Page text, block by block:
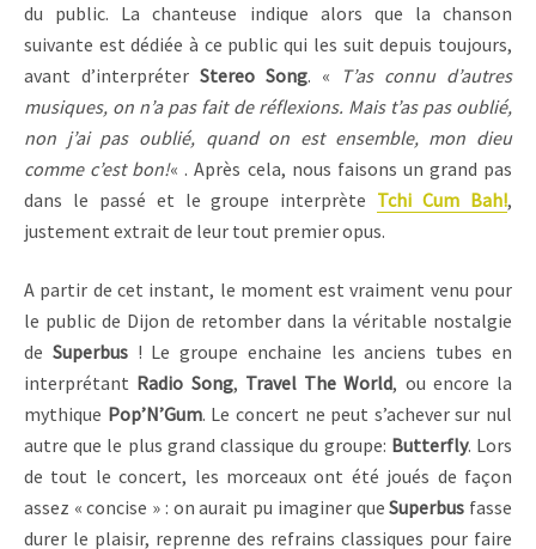
du public. La chanteuse indique alors que la chanson
suivante est dédiée à ce public qui les suit depuis toujours,
avant d’interpréter Stereo Song. «
T’as connu d’autres
musiques, on n’a pas fait de réflexions. Mais t’as pas oublié,
non j’ai pas oublié, quand on est ensemble, mon dieu
comme c’est bon!« . Après cela, nous faisons un grand pas
dans le passé et le groupe interprète Tchi Cum Bah!,
justement extrait de leur tout premier opus.
A partir de cet instant, le moment est vraiment venu pour
le public de Dijon de retomber dans la véritable nostalgie
de Superbus! Le groupe enchaine les anciens tubes en
interprétant Radio Song, Travel The World, ou encore la
mythique Pop’N’Gum. Le concert ne peut s’achever sur nul
autre que le plus grand classique du groupe: Butterfly. Lors
de tout le concert, les morceaux ont été joués de façon
assez « concise » : on aurait pu imaginer queSuperbus fasse
durer le plaisir, reprenne des refrains classiques pour faire